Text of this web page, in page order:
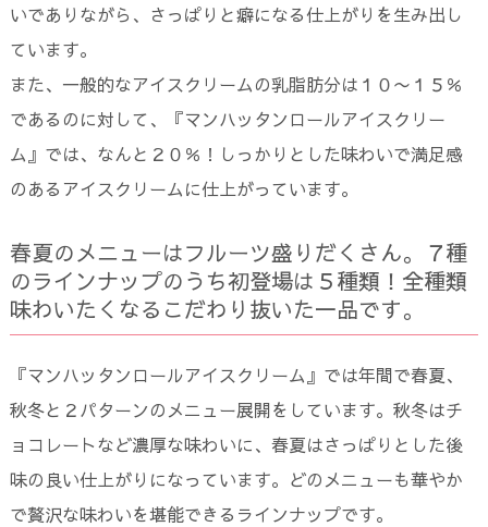
いでありながら、さっぱりと癖になる仕上がりを生み出し
ています。
また、一般的なアイスクリームの乳脂肪分は１０〜１５％
であるのに対して、『マンハッタンロールアイスクリー
ム』では、なんと２０％！しっかりとした味わいで満足感
のあるアイスクリームに仕上がっています。
春夏のメニューはフルーツ盛りだくさん。７種
のラインナップのうち初登場は５種類！全種類
味わいたくなるこだわり抜いた一品です。
『マンハッタンロールアイスクリーム』では年間で春夏、
秋冬と２パターンのメニュー展開をしています。秋冬はチ
ョコレートなど濃厚な味わいに、春夏はさっぱりとした後
味の良い仕上がりになっています。どのメニューも華やか
で贅沢な味わいを堪能できるラインナップです。